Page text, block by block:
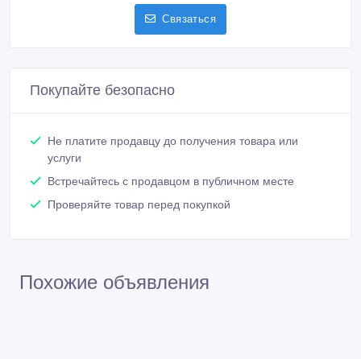
Связаться
Покупайте безопасно
Не платите продавцу до получения товара или
услуги
Встречайтесь с продавцом в публичном месте
Проверяйте товар перед покупкой
Похожие объявления